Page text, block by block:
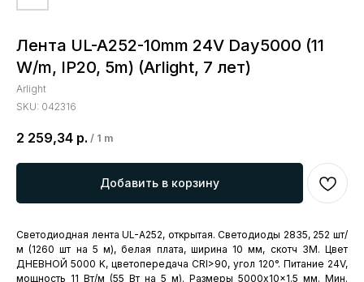
Лента UL-A252-10mm 24V Day5000 (11
W/m, IP20, 5m) (Arlight, 7 лет)
Arlight
SKU: 042316
2 259,34 р. / 1 m
Добавить в корзину
Светодиодная лента UL-A252, открытая. Светодиоды 2835, 252 шт/
м (1260 шт на 5 м), белая плата, ширина 10 мм, скотч 3M. Цвет
ДНЕВНОЙ 5000 K, цветопередача CRI>90, угол 120°. Питание 24V,
мощность 11 Вт/м (55 Вт на 5 м). Размеры 5000x10x1.5 мм. Мин.